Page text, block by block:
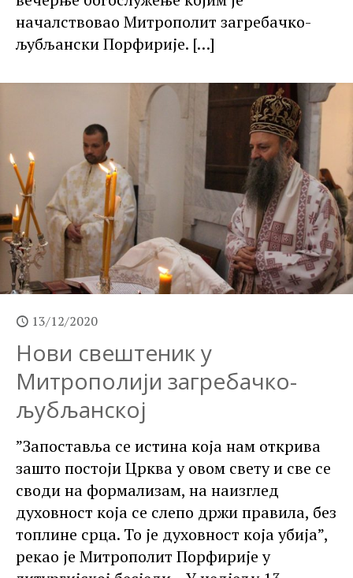
началствовао Митрополит загребачко-
љубљански Порфирије. […]
13/12/2020
Нови свештеник у
Митрополији загребачко-
љубљанској
”Запоставља се истина која нам открива
зашто постоји Црква у овом свету и све се
своди на формализам, на наизглед
духовност која се слепо држи правила, без
топлине срца. То је духовност која убија”,
рекао је Митрополит Порфирије у